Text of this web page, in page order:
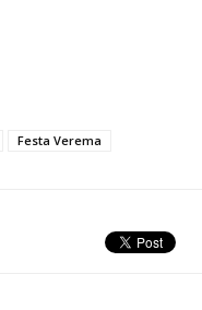
Festa Verema